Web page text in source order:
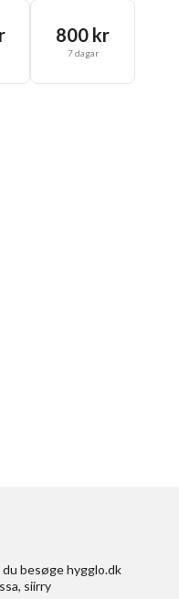
800 kr
7 dagar
du besøge hygglo.dk
, siirry